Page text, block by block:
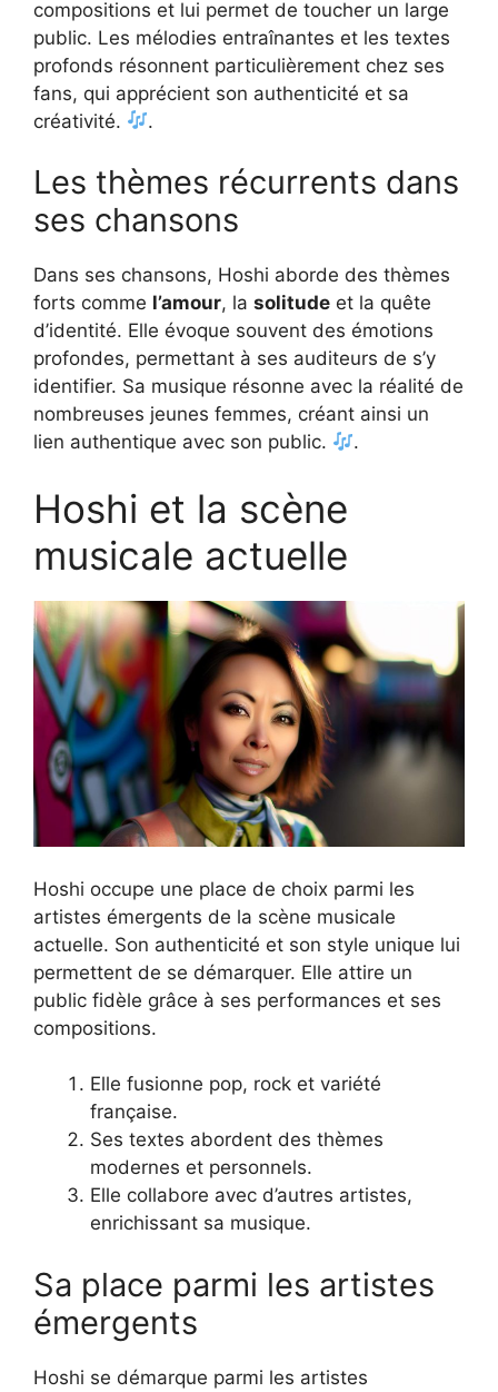
compositions et lui permet de toucher un large
public. Les mélodies entraînantes et les textes
profonds résonnent particulièrement chez ses
fans, qui apprécient son authenticité et sa
créativité.
.
Les thèmes récurrents dans
ses chansons
Dans ses chansons, Hoshi aborde des thèmes
forts comme l’amour, la solitude et la quête
d’identité. Elle évoque souvent des émotions
profondes, permettant à ses auditeurs de s’y
identifier. Sa musique résonne avec la réalité de
nombreuses jeunes femmes, créant ainsi un
lien authentique avec son public.
.
Hoshi et la scène
musicale actuelle
Hoshi occupe une place de choix parmi les
artistes émergents de la scène musicale
actuelle. Son authenticité et son style unique lui
permettent de se démarquer. Elle attire un
public fidèle grâce à ses performances et ses
compositions.
Elle fusionne pop, rock et variété
française.
Ses textes abordent des thèmes
modernes et personnels.
Elle collabore avec d’autres artistes,
enrichissant sa musique.
Sa place parmi les artistes
émergents
Hoshi se démarque parmi les artistes